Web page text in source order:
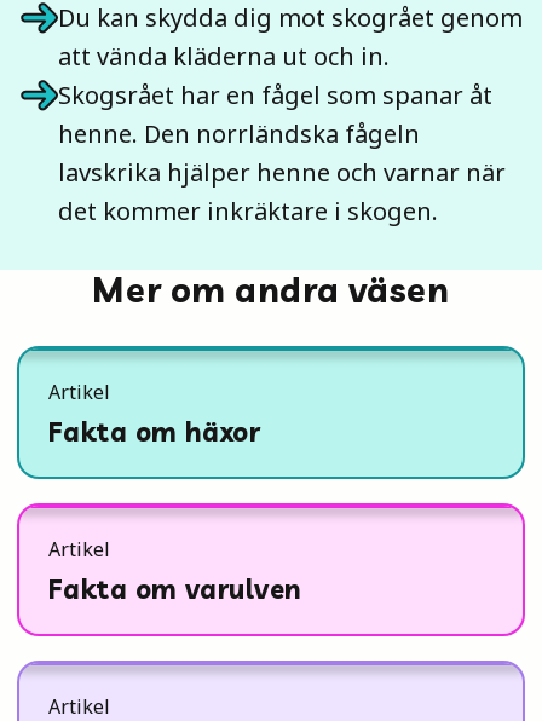
Du kan skydda dig mot skogrået genom
att vända kläderna ut och in.
Skogsrået har en fågel som spanar åt
henne. Den norrländska fågeln
lavskrika hjälper henne och varnar när
det kommer inkräktare i skogen.
Mer om andra väsen
Fakta om häxor
Artikel
Fakta om varulven
Artikel
Artikel